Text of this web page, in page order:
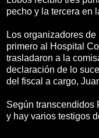
pecho y la tercera en
Los organizadores
primero al Hospital
trasladaron a la
declaración de lo
del fiscal a cargo,
Según transcendidos
y hay varios testigos